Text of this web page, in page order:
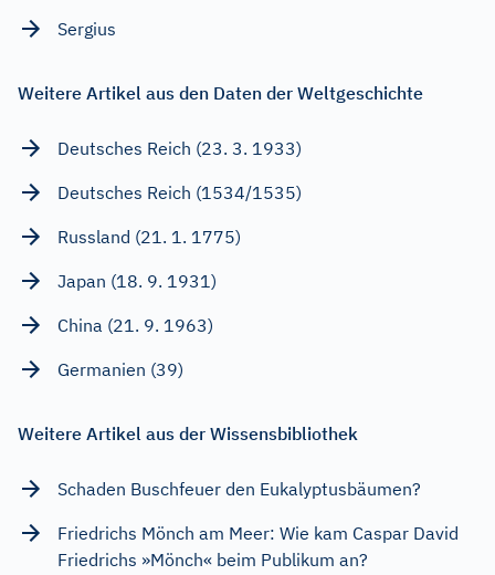
Sergius
Weitere Artikel aus den Daten der Weltgeschichte
Deutsches Reich (23. 3. 1933)
Deutsches Reich (1534/1535)
Russland (21. 1. 1775)
Japan (18. 9. 1931)
China (21. 9. 1963)
Germanien (39)
Weitere Artikel aus der Wissensbibliothek
Schaden Buschfeuer den Eukalyptusbäumen?
Friedrichs Mönch am Meer: Wie kam Caspar David
Friedrichs »Mönch« beim Publikum an?